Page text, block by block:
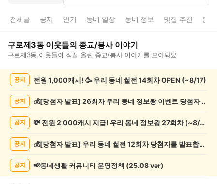
전체글 공지 인기 동네 일상 동네 정보 맛집 추천 분
구로제3동 이웃들의 종교/봉사이야기
구로제3동 이웃들이 직접 올린 종교/봉사 이야기를 모아봐요
교/
글
공지 전원 1,000캐시! 🥳 우리 동네 썰전 14회차 OPEN (~8/17)
공지 💰[당첨자 발표] 26회차 우리 동네 정보왕 이벤트 당첨자를 발표합니다!
공지 💸 전원 2,000캐시 지급! 우리 동네 정보왕 27회차 (~8/10)
공지 💰[당첨자 발표] 우리 동네 썰전 12회차 당첨자를 발표합니다!
공지 📢동네생활 커뮤니티 운영정책 (25.08 ver)